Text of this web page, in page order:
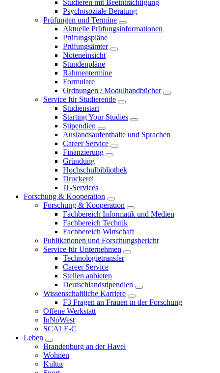
Studieren mit Beeinträchtigung
Psychosoziale Beratung
Prüfungen und Termine
Aktuelle Prüfungsinformationen
Prüfungspläne
Prüfungsämter
Noteneinsicht
Stundenpläne
Rahmentermine
Formulare
Ordnungen / Modulhandbücher
Service für Studierende
Studienstart
Starting Your Studies
Stipendien
Auslandsaufenthalte und Sprachen
Career Service
Finanzierung
Gründung
Hochschulbibliothek
Druckerei
IT-Services
Forschung & Kooperation
Forschung & Kooperation
Fachbereich Informatik und Medien
Fachbereich Technik
Fachbereich Wirtschaft
Publikationen und Forschungsbericht
Service für Unternehmen
Technologietransfer
Career Service
Stellen anbieten
Deutschlandstipendien
Wissenschaftliche Karriere
F3 Fragen an Frauen in der Forschung
Offene Werkstatt
InNoWest
SCALE-C
Leben
Brandenburg an der Havel
Wohnen
Kultur